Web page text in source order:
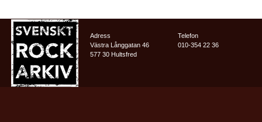
Adress
Västra Långgatan 46
577 30 Hultsfred
Telefon
010-354 22 36